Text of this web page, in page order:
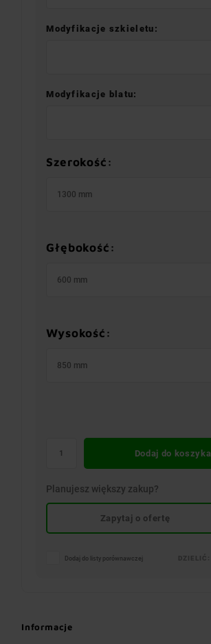
Modyfikacje szkieletu:
Modyfikacje blatu:
Szerokość:
1300 mm
Głębokość:
600 mm
Wysokość:
850 mm
Dodaj do koszyka
Planujesz większy zakup?
Zapytaj o ofertę
Dodaj do listy porównawczej
Informacje